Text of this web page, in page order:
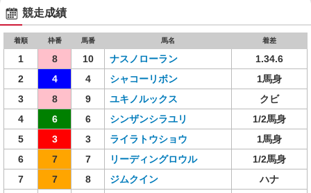
競走成績
着順 枠番 馬番 馬名 着差
1 8 10 ナスノローラン
1.34.6
2
4 4 シャコーリボン
1馬身
3
8 9 ユキノルックス
クビ
4
6 6 シンザンシラユリ
1/2馬身
5
3 3 ライラトウショウ
1馬身
6
7 7 リーディングロウル
1/2馬身
7
7 8 ジムクイン
ハナ